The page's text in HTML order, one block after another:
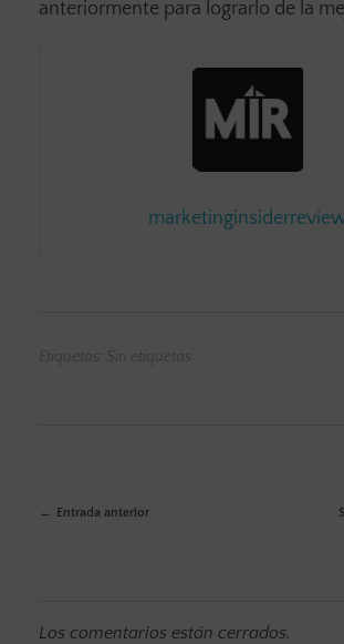
anteriormente para lograrlo de la
Etiquetas: Sin etiquetas
Entrada anterior
Los comentarios están cerrados.